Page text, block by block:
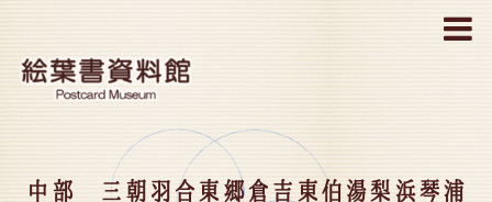
MENU
中部 三朝羽合東郷倉吉東伯湯梨浜琴浦